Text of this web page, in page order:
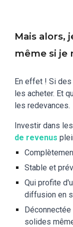
Mais alors,
même si je
En effet ! Si
les acheter. Et
les redevances.
Investir dans
de revenus
Stable et
Qui profite
diffusion en
solides